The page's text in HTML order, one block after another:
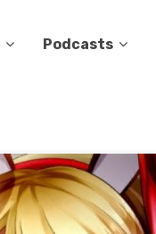
Podcasts